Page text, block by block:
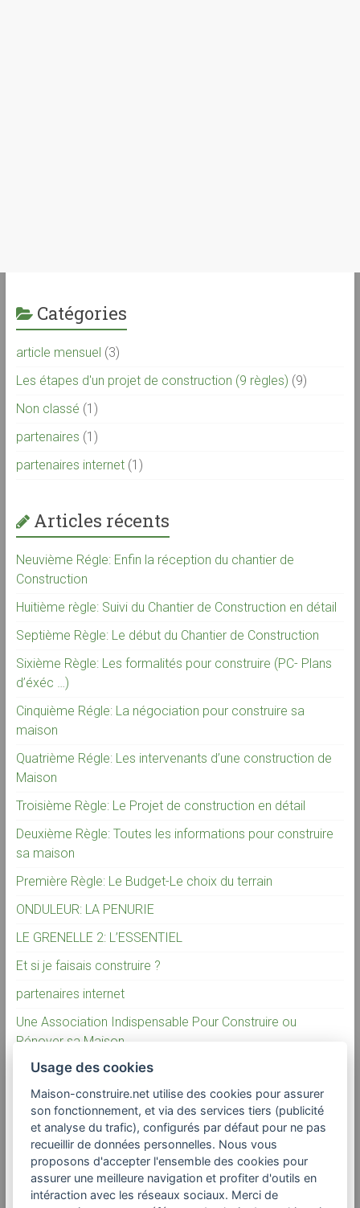
Catégories
article mensuel (3)
Les étapes d'un projet de construction (9 règles) (9)
Non classé (1)
partenaires (1)
partenaires internet(1)
Articles récents
Neuvième Régle: Enfin la réception du chantier de
Construction
Huitième règle: Suivi du Chantier de Construction en détail
Septième Règle: Le début du Chantier de Construction
Sixième Règle: Les formalités pour construire (PC- Plans
d’éxéc …)
Cinquième Régle: La négociation pour construire sa
maison
Quatrième Régle: Les intervenants d’une construction de
Maison
Troisième Règle: Le Projet de construction en détail
Deuxième Règle: Toutes les informations pour construire
sa maison
Première Règle: Le Budget-Le choix du terrain
ONDULEUR: LA PENURIE
LE GRENELLE 2: L’ESSENTIEL
Et si je faisais construire ?
partenaires internet
Une Association Indispensable Pour Construire ou
Rénover sa Maison
La vérité sur la construction individuelle
Commentaires récents
Adresses utiles
Usage des cookies
Maison-construire.net utilise des cookies pour assurer
son fonctionnement, et via des services tiers (publicité
et analyse du trafic), configurés par défaut pour ne pas
recueillir de données personnelles. Nous vous
proposons d'accepter l'ensemble des cookies pour
assurer une meilleure navigation et profiter d'outils en
intéraction avec les réseaux sociaux. Merci de